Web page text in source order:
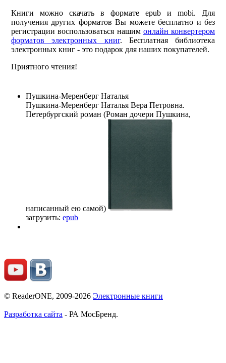
Книги можно скачать в формате epub и mobi. Для
получения других форматов Вы можете бесплатно и без
регистрации воспользоваться нашим онлайн конвертером
форматов электронных книг. Бесплатная библиотека
электронных книг - это подарок для наших покупателей.
Приятного чтения!
Пушкина-Меренберг Наталья
Пушкина-Меренберг Наталья Вера Петровна.
Петербургский роман (Роман дочери Пушкина,
написанный ею самой)
загрузить: epub
© ReaderONE, 2009-2026 Электронные книги
Разработка сайта - РА МосБренд.